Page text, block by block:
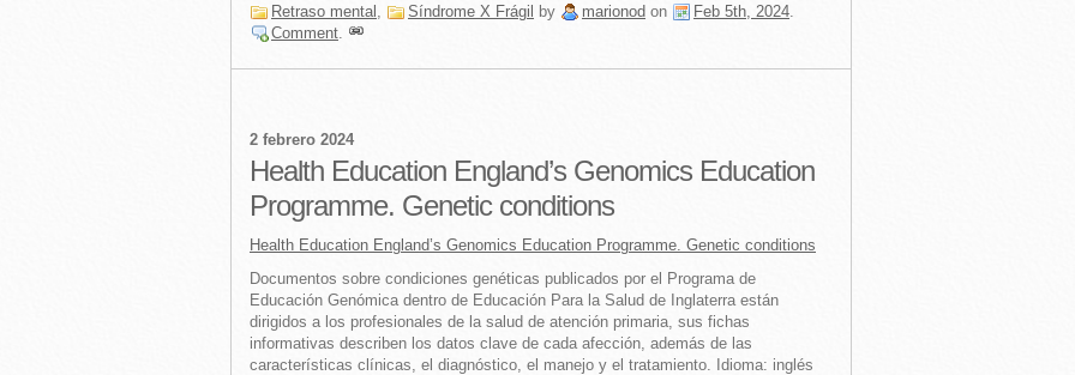
Retraso mental , Síndrome X Frágil by marionod on Feb 5th, 2024.
Comment.
2 febrero 2024
Health Education England’s Genomics Education
Programme. Genetic conditions
Health Education England’s Genomics Education Programme. Genetic conditions
Documentos sobre condiciones genéticas publicados por el Programa de
Educación Genómica dentro de Educación Para la Salud de Inglaterra están
dirigidos a los profesionales de la salud de atención primaria, sus fichas
informativas describen los datos clave de cada afección, además de las
características clínicas, el diagnóstico, el manejo y el tratamiento. Idioma: inglés